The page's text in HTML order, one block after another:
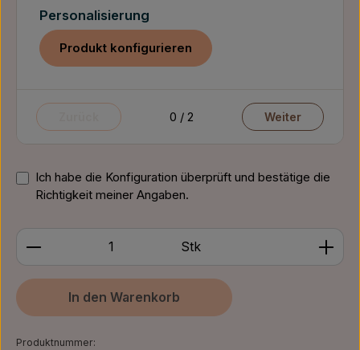
Personalisierung
Produkt konfigurieren
0 / 2 Weiter
Ich habe die Konfiguration überprüft und bestätige die
Richtigkeit meiner Angaben.
Produkt Anzahl: Gib den gewünschten Wert ein
Stk
In den Warenkorb
Produktnummer: